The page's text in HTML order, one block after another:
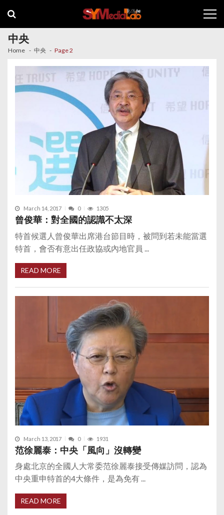
navigation
content
中央
Home 中央 Page 2
March 14, 2017 0 1305
曾俊華：對全國的認識不太深
特首候選人曾俊華出席港台節目時，被問到若未能當選
特首，會否有意出任政協或內地官員 ...
READ MORE
March 13, 2017 0 1931
范徐麗泰：中央「風向」沒轉變
身處北京的全國人大常委范徐麗泰接受傳媒訪問，認為
中央重申特首的4大條件，是為免有 ...
READ MORE